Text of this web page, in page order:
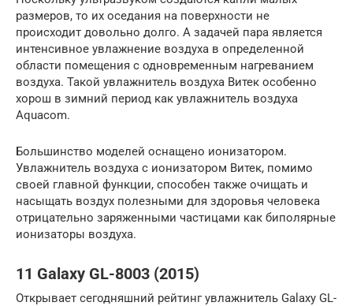
размеров, то их оседания на поверхности не
происходит довольно долго. А задачей пара является
интенсивное увлажнение воздуха в определенной
области помещения с одновременным нагреванием
воздуха. Такой увлажнитель воздуха Витек особенно
хорош в зимний период как увлажнитель воздуха
Aquacom.
Большинство моделей оснащено ионизатором.
Увлажнитель воздуха с ионизатором Витек, помимо
своей главной функции, способен также очищать и
насыщать воздух полезными для здоровья человека
отрицательно заряженными частицами как биполярные
ионизаторы воздуха.
11 Galaxy GL-8003 (2015)
Открывает сегодняшний рейтинг увлажнитель Galaxy GL-